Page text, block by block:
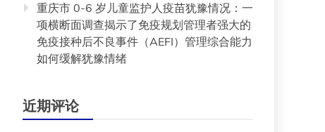
重庆市 0-6 岁儿童监护人疫苗犹豫情况：一
项横断面调查揭示了免疫规划管理者强大的
免疫接种后不良事件（AEFI）管理综合能力
如何缓解犹豫情绪
近期评论